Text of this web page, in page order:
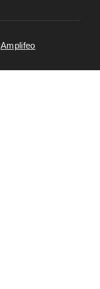
Amplifeo